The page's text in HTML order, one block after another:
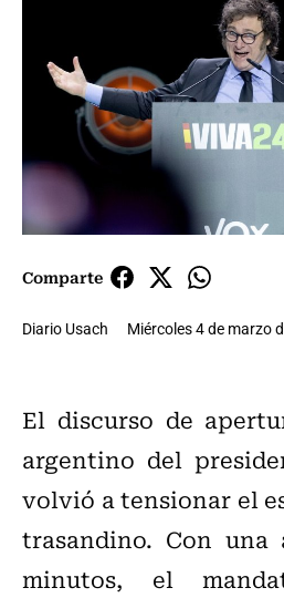
Comparte
Diario Usach Miércoles 4 de marzo
El discurso de
argentino del
volvió a tensionar el
trasandino. Con una
minutos, el